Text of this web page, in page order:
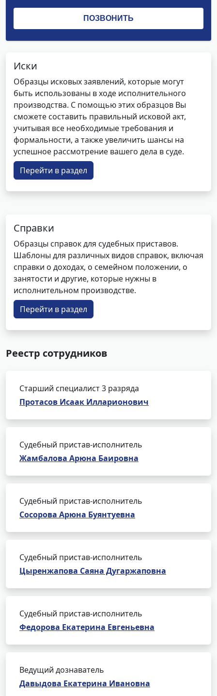
Иски
Образцы исковых заявлений, которые могут
быть использованы в ходе исполнительного
производства. С помощью этих образцов Вы
сможете составить правильный исковой акт,
учитывая все необходимые требования и
формальности, а также увеличить шансы на
успешное рассмотрение вашего дела в суде.
Перейти в раздел
Справки
Образцы справок для судебных приставов.
Шаблоны для различных видов справок, включая
справки о доходах, о семейном положении, о
занятости и другие, которые нужны в
исполнительном производстве.
Перейти в раздел
Реестр сотрудников
Старший специалист 3 разряда
Протасов Исаак Илларионович
Судебный пристав-исполнитель
Жамбалова Арюна Баировна
Судебный пристав-исполнитель
Сосорова Арюна Буянтуевна
Судебный пристав-исполнитель
Цыренжапова Саяна Дугаржаповна
Судебный пристав-исполнитель
Федорова Екатерина Евгеньевна
Ведущий дознаватель
Давыдова Екатерина Ивановна